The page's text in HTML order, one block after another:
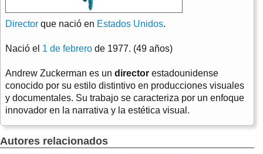
Director que nació en Estados Unidos.
Nació el 1 de febrero de 1977. (49 años)
Andrew Zuckerman es un director estadounidense
conocido por su estilo distintivo en producciones visuales
y documentales. Su trabajo se caracteriza por un enfoque
innovador en la narrativa y la estética visual.
Autores relacionados